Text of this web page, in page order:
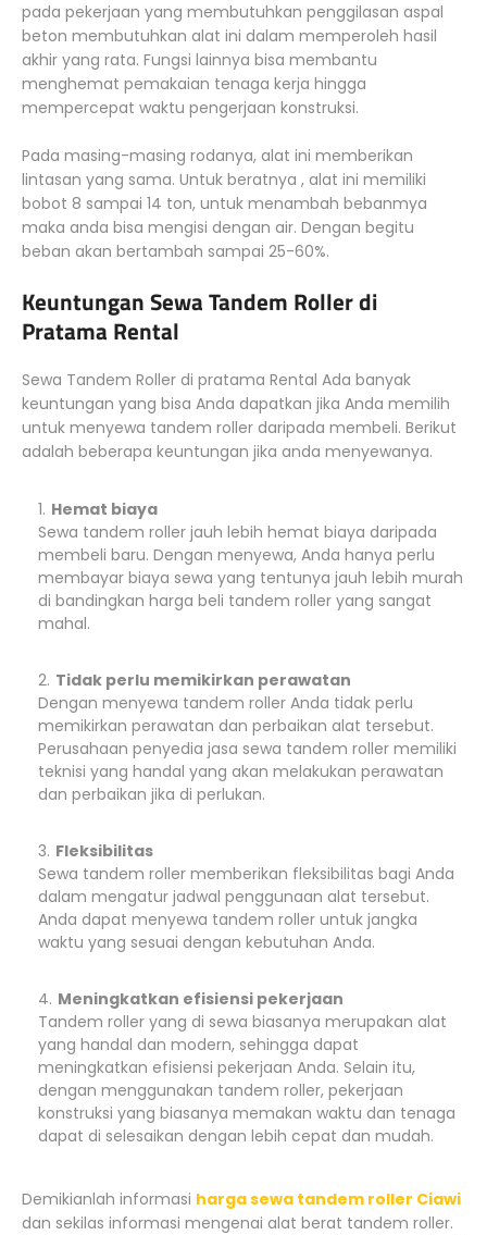
pada pekerjaan yang membutuhkan penggilasan aspal
beton membutuhkan alat ini dalam memperoleh hasil
akhir yang rata. Fungsi lainnya bisa membantu
menghemat pemakaian tenaga kerja hingga
mempercepat waktu pengerjaan konstruksi.
Pada masing-masing rodanya, alat ini memberikan
lintasan yang sama. Untuk beratnya , alat ini memiliki
bobot 8 sampai 14 ton, untuk menambah bebanmya
maka anda bisa mengisi dengan air. Dengan begitu
beban akan bertambah sampai 25-60%.
Keuntungan Sewa Tandem Roller di
Pratama Rental
Sewa Tandem Roller di pratama Rental Ada banyak
keuntungan yang bisa Anda dapatkan jika Anda memilih
untuk menyewa tandem roller daripada membeli. Berikut
adalah beberapa keuntungan jika anda menyewanya.
Hemat biaya
Sewa tandem roller jauh lebih hemat biaya daripada
membeli baru. Dengan menyewa, Anda hanya perlu
membayar biaya sewa yang tentunya jauh lebih murah
di bandingkan harga beli tandem roller yang sangat
mahal.
Tidak perlu memikirkan perawatan
Dengan menyewa tandem roller Anda tidak perlu
memikirkan perawatan dan perbaikan alat tersebut.
Perusahaan penyedia jasa sewa tandem roller memiliki
teknisi yang handal yang akan melakukan perawatan
dan perbaikan jika di perlukan.
Fleksibilitas
Sewa tandem roller memberikan fleksibilitas bagi Anda
dalam mengatur jadwal penggunaan alat tersebut.
Anda dapat menyewa tandem roller untuk jangka
waktu yang sesuai dengan kebutuhan Anda.
Meningkatkan efisiensi pekerjaan
Tandem roller yang di sewa biasanya merupakan alat
yang handal dan modern, sehingga dapat
meningkatkan efisiensi pekerjaan Anda. Selain itu,
dengan menggunakan tandem roller, pekerjaan
konstruksi yang biasanya memakan waktu dan tenaga
dapat di selesaikan dengan lebih cepat dan mudah.
Demikianlah informasi harga sewa tandem roller Ciawi
dan sekilas informasi mengenai alat berat tandem roller.